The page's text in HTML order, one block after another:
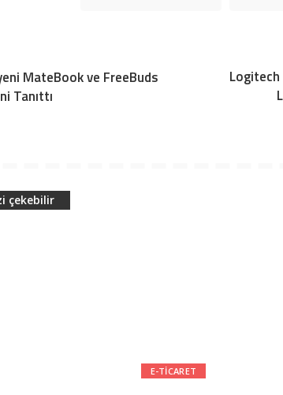
MateBook ve FreeBuds
Tanıttı
Logitech
çekebilir
E-TICARET